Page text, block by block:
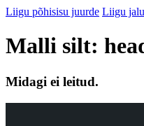
Liigu põhisisu juurde Liigu
Malli silt:
Midagi ei leitud.